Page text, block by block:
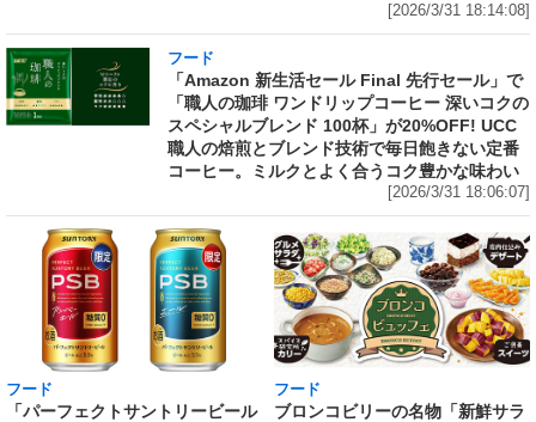
[2026/3/31 18:14:08]
フード
「Amazon 新生活セール Final 先行セール」で
「職人の珈琲 ワンドリップコーヒー 深いコクの
スペシャルブレンド 100杯」が20%OFF! UCC
職人の焙煎とブレンド技術で毎日飽きない定番
コーヒー。ミルクとよく合うコク豊かな味わい
[2026/3/31 18:06:07]
フード
「パーフェクトサントリービール
フード
ブロンコビリーの名物「新鮮サラ